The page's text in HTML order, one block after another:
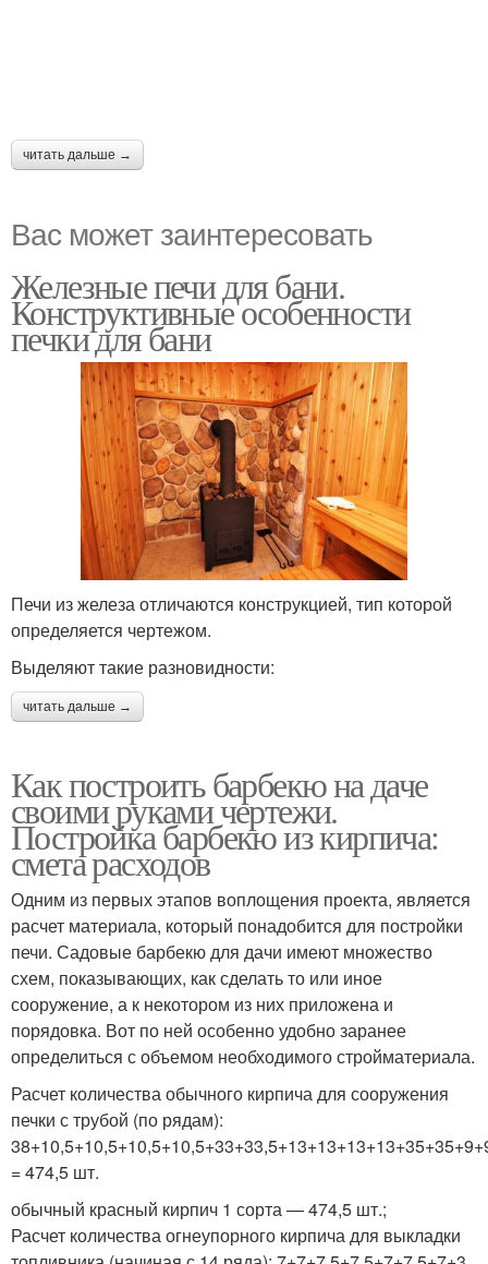
читать дальше →
Вас может заинтересовать
Железные печи для бани.
Конструктивные особенности
печки для бани
Печи из железа отличаются конструкцией, тип которой
определяется чертежом.
Выделяют такие разновидности:
читать дальше →
Как построить барбекю на даче
своими руками чертежи.
Постройка барбекю из кирпича:
смета расходов
Одним из первых этапов воплощения проекта, является
расчет материала, который понадобится для постройки
печи. Садовые барбекю для дачи имеют множество
схем, показывающих, как сделать то или иное
сооружение, а к некотором из них приложена и
порядовка. Вот по ней особенно удобно заранее
определиться с объемом необходимого стройматериала.
Расчет количества обычного кирпича для сооружения
печки с трубой (по рядам):
= 474,5 шт.
обычный красный кирпич 1 сорта — 474,5 шт.;
Расчет количества огнеупорного кирпича для выкладки